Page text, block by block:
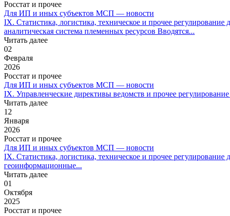
Росстат и прочее
Для ИП и иных субъектов МСП — новости
IX. Статистика, логистика, техническое и прочее
аналитическая система племенных ресурсов Вводятся...
Читать далее
02
Февраля
2026
Росстат и прочее
Для ИП и иных субъектов МСП — новости
IX. Управленческие директивы ведомств и прочее
Читать далее
12
Января
2026
Росстат и прочее
Для ИП и иных субъектов МСП — новости
IX. Статистика, логистика, техническое и прочее
геоинформационные...
Читать далее
01
Октября
2025
Росстат и прочее